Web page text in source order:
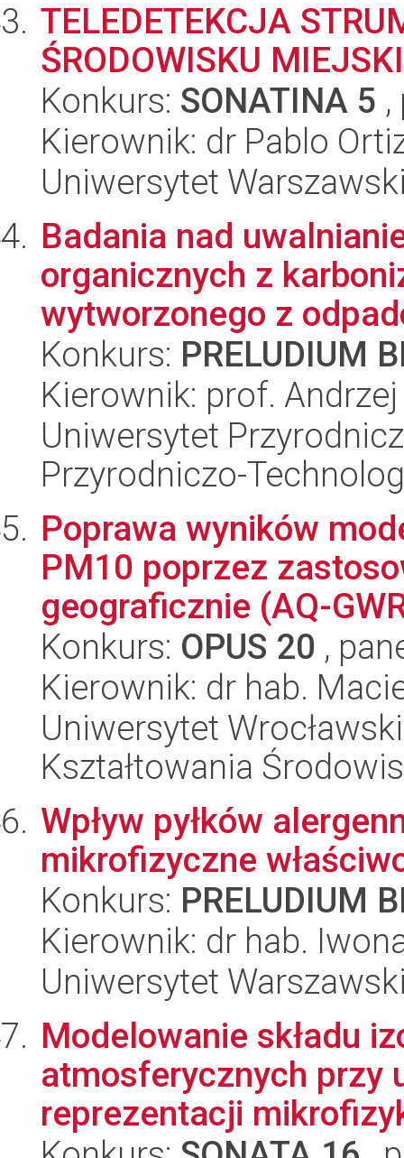
TELEDETEKCJA
ŚRODOWISKU
Konkurs: SONATINA 5
Kierownik: dr Pablo
Uniwersytet
Badania nad
organicznych z
wytworzonego z
Konkurs: PRELUDIUM
Kierownik: prof. Andrzej
Uniwersytet
Przyrodniczo-
Poprawa wyników
PM10 poprzez
geograficznie (AQ-
Konkurs: OPUS 20 ,
Kierownik: dr hab.
Uniwersytet
Kształtowania
Wpływ pyłków
mikrofizyczne
Konkurs: PRELUDIUM
Kierownik: dr hab.
Uniwersytet
Modelowanie składu
atmosferycznych przy
reprezentacji